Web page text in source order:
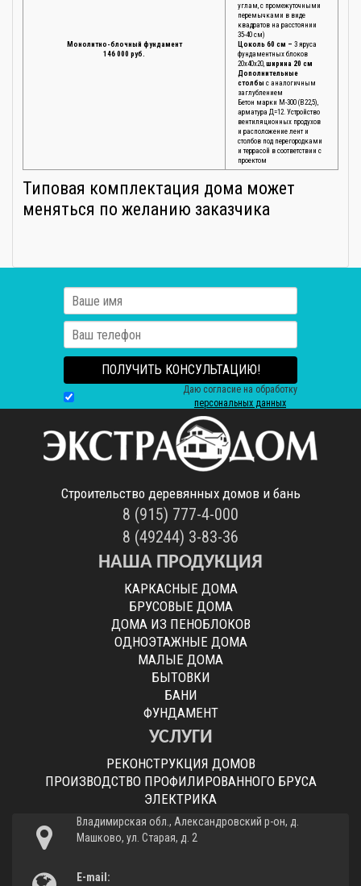
Монолитно-блочный фундамент
146 000 руб.
углам, с промежуточными
перемычками в виде
квадратов на расстоянии
35-40 см)
Цоколь 60 см – 3 яруса
фундаментных блоков
20х40х20, ширина 20 см
Дополнительные
столбы с аналогичным
заглублением
Бетон марки М-300 (В22,5),
арматура Д=12. Устройство
вентиляционных продухов
и расположение лент и
столбов под перегородками
и террасой в соответствии с
проектом
Типовая комплектация дома может
меняться по желанию заказчика
ПОЛУЧИТЬ КОНСУЛЬТАЦИЮ!
Даю согласие на обработку
персональных данных
Строительство деревянных домов и бань
8 (915) 777-4-000
8 (49244) 3-83-36
НАША ПРОДУКЦИЯ
КАРКАСНЫЕ ДОМА
БРУСОВЫЕ ДОМА
ДОМА ИЗ ПЕНОБЛОКОВ
ОДНОЭТАЖНЫЕ ДОМА
МАЛЫЕ ДОМА
БЫТОВКИ
БАНИ
ФУНДАМЕНТ
УСЛУГИ
РЕКОНСТРУКЦИЯ ДОМОВ
ПРОИЗВОДСТВО ПРОФИЛИРОВАННОГО БРУСА
ЭЛЕКТРИКА
Владимирская обл., Александровский р-он, д.
Машково, ул. Старая, д. 2
E-mail: